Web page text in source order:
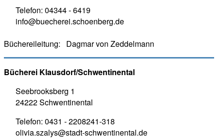
Telefon: 04344 - 6419
info@buecherei.schoenberg.de
Büchereileitung: Dagmar von Zeddelmann
Bücherei Klausdorf/Schwentinental
Seebrooksberg 1
24222 Schwentinental
Telefon: 0431 - 2208241-318
olivia.szalys@stadt-schwentinental.de